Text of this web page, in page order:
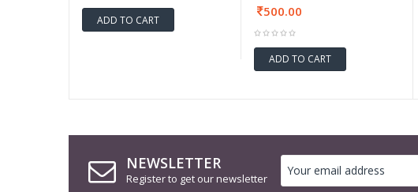
ADD TO CART
500.00
ADD TO CART
NEWSLETTER
Register to get our newsletter